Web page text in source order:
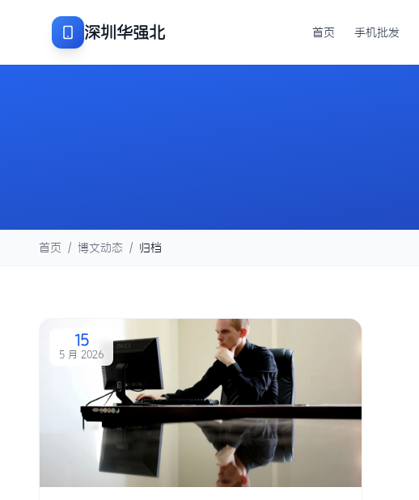
深圳华强北 首页 手机批发
首页 / 博文动态 / 归档
15
5 月 2026